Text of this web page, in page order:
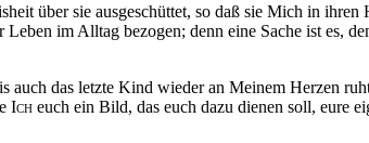
über sie ausgeschüttet, so daß sie Mich in ihren
im Alltag bezogen; denn eine Sache ist es,
auch das letzte Kind wieder an Meinem Herzen
Ich euch ein Bild, das euch dazu dienen soll, eure